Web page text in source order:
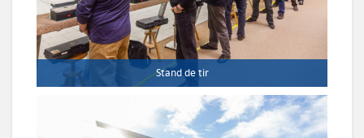
Stand de tir